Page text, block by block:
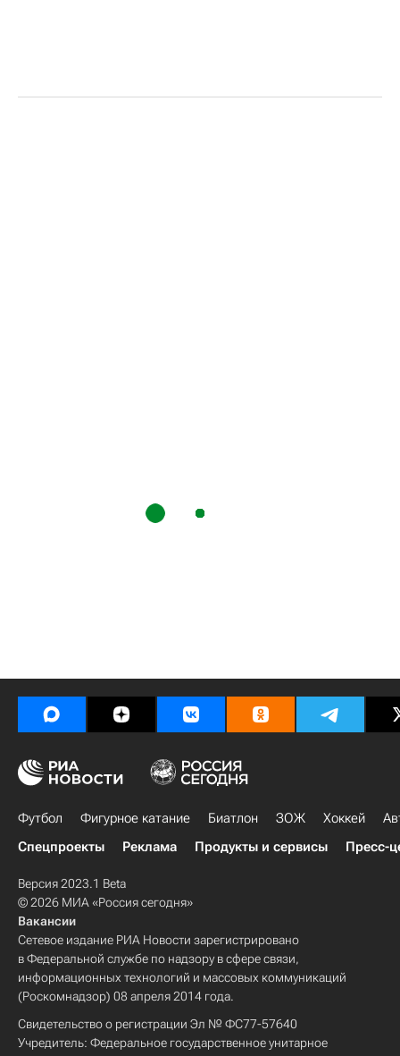
Футбол Фигурное катание Биатлон ЗОЖ Хоккей
Спецпроекты
Реклама Продукты и сервисы Пресс-
Версия 2023.1 Beta
© 2026 МИА «Россия сегодня»
Вакансии
Сетевое издание РИА Новости зарегистрировано
в Федеральной службе по надзору в сфере связи,
информационных технологий и массовых коммуникаций
(Роскомнадзор) 08 апреля 2014 года.
Свидетельство о регистрации Эл № ФС77-57640
Учредитель: Федеральное государственное унитарное